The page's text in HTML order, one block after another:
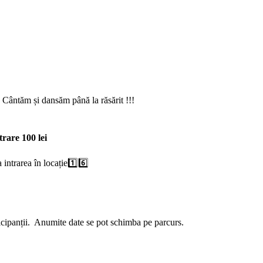
și dansăm până la răsărit !!!
100 lei
intrarea în locație1️⃣6️⃣
Anumite date se pot schimba pe parcurs.